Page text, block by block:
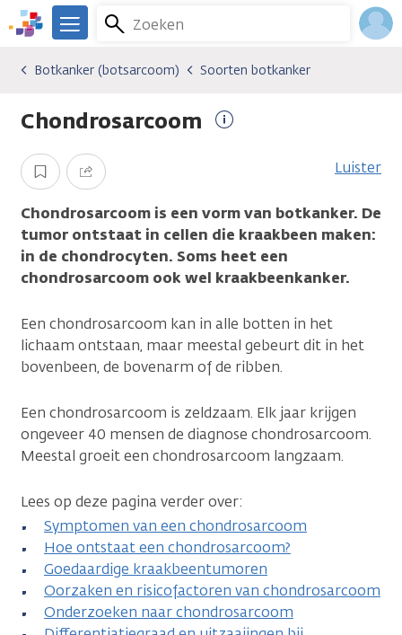
Overslaan
en
gaan
We
er
je.
Zoeken
Menu
Kankersoorten
Botkanker (botsarcoom)
Soorten botkanker
Botkanker (botsarcoom) Soorten botkanker
Chondrosarcoom
Opslaan Delen Luister
Chondrosarcoom is een vorm van botkanker. De
tumor ontstaat in cellen die kraakbeen maken:
in de chondrocyten. Soms heet een
chondrosarcoom ook wel kraakbeenkanker.
Een chondrosarcoom kan in alle botten in het
lichaam ontstaan, maar meestal gebeurt dit in het
bovenbeen, de bovenarm of de ribben.
Een chondrosarcoom is zeldzaam. Elk jaar krijgen
ongeveer 40 mensen de diagnose chondrosarcoom.
Meestal groeit een chondrosarcoom langzaam.
Lees op deze pagina verder over:
Symptomen van een chondrosarcoom
Hoe ontstaat een chondrosarcoom?
Goedaardige kraakbeentumoren
Oorzaken en risicofactoren van chondrosarcoom
Onderzoeken naar chondrosarcoom